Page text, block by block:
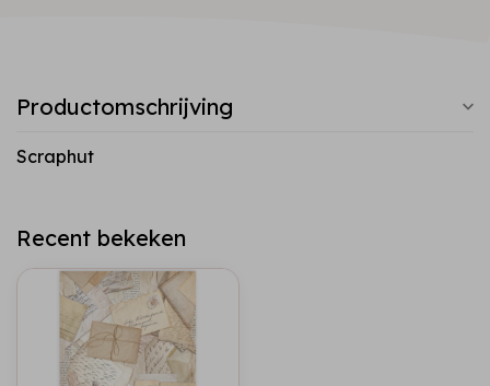
Productomschrijving
Scraphut
Recent bekeken